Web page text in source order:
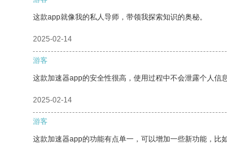
这款app就像我的私人导师，带领我探索知识的奥秘。
2025-02-14
游客
这款加速器app的安全性很高，使用过程中不会泄露个人信
2025-02-14
游客
这款加速器app的功能有点单一，可以增加一些新功能，比